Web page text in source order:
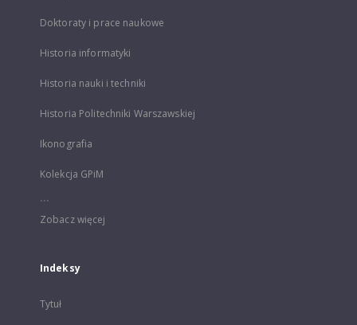
Doktoraty i prace naukowe
Historia informatyki
Historia nauki i techniki
Historia Politechniki Warszawskiej
Ikonografia
Kolekcja GPiM
...
Zobacz więcej
Indeksy
Tytuł